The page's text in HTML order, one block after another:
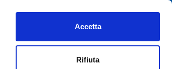
Accetta
Rifiuta
ACCEDI
PRENOTA ORA